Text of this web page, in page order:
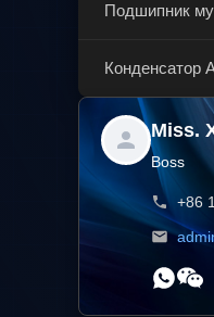
Подшипник
Конденсатор
Miss.
Boss
+86